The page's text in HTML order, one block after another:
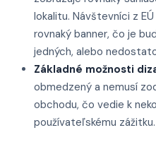
lokalitu. Návštevníci z
rovnaký banner, čo je
jedných, alebo
Základné možnosti
obmedzený a nemusí
obchodu, čo vedie k
používateľskému zážitku.